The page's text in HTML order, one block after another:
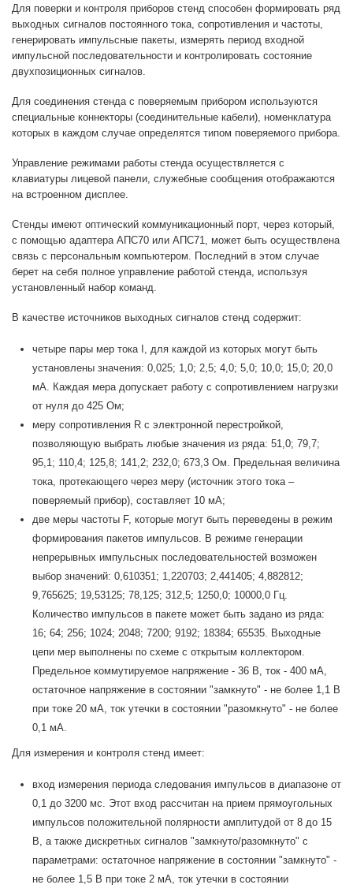
Для поверки и контроля приборов стенд способен формировать ряд
выходных сигналов постоянного тока, сопротивления и частоты,
генерировать импульсные пакеты, измерять период входной
импульсной последовательности и контролировать состояние
двухпозиционных сигналов.
Для соединения стенда с поверяемым прибором используются
специальные коннекторы (соединительные кабели), номенклатура
которых в каждом случае определятся типом поверяемого прибора.
Управление режимами работы стенда осуществляется с
клавиатуры лицевой панели, служебные сообщения отображаются
на встроенном дисплее.
Стенды имеют оптический коммуникационный порт, через который,
с помощью адаптера АПС70 или АПС71, может быть осуществлена
связь с персональным компьютером. Последний в этом случае
берет на себя полное управление работой стенда, используя
установленный набор команд.
В качестве источников выходных сигналов стенд содержит:
четыре пары мер тока I, для каждой из которых могут быть
установлены значения: 0,025; 1,0; 2,5; 4,0; 5,0; 10,0; 15,0; 20,0
мА. Каждая мера допускает работу с сопротивлением нагрузки
от нуля до 425 Ом;
меру сопротивления R с электронной перестройкой,
позволяющую выбрать любые значения из ряда: 51,0; 79,7;
95,1; 110,4; 125,8; 141,2; 232,0; 673,3 Ом. Предельная величина
тока, протекающего через меру (источник этого тока –
поверяемый прибор), составляет 10 мА;
две меры частоты F, которые могут быть переведены в режим
формирования пакетов импульсов. В режиме генерации
непрерывных импульсных последовательностей возможен
выбор значений: 0,610351; 1,220703; 2,441405; 4,882812;
9,765625; 19,53125; 78,125; 312,5; 1250,0; 10000,0 Гц.
Количество импульсов в пакете может быть задано из ряда:
16; 64; 256; 1024; 2048; 7200; 9192; 18384; 65535. Выходные
цепи мер выполнены по схеме с открытым коллектором.
Предельное коммутируемое напряжение - 36 В, ток - 400 мА,
остаточное напряжение в состоянии "замкнуто" - не более 1,1 В
при токе 20 мА, ток утечки в состоянии "разомкнуто" - не более
0,1 мА.
Для измерения и контроля стенд имеет:
вход измерения периода следования импульсов в диапазоне от
0,1 до 3200 мс. Этот вход рассчитан на прием прямоугольных
импульсов положительной полярности амплитудой от 8 до 15
В, а также дискретных сигналов "замкнуто/разомкнуто" с
параметрами: остаточное напряжение в состоянии "замкнуто" -
не более 1,5 В при токе 2 мА, ток утечки в состоянии